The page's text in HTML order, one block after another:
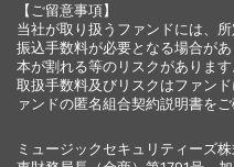
【ご留意事項】
当社が取り扱うファンドには、
振込手数料が必要となる場合が
本が割れる等のリスクがあります
取扱手数料及びリスクはファン
ァンドの匿名組合契約説明書をご
ミュージックセキュリティー